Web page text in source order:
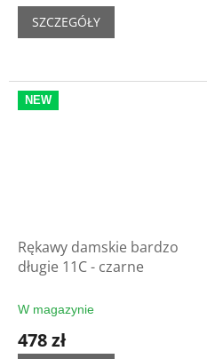
SZCZEGÓŁY
NEW
Rękawy damskie bardzo
długie 11C - czarne
W magazynie
478 zł